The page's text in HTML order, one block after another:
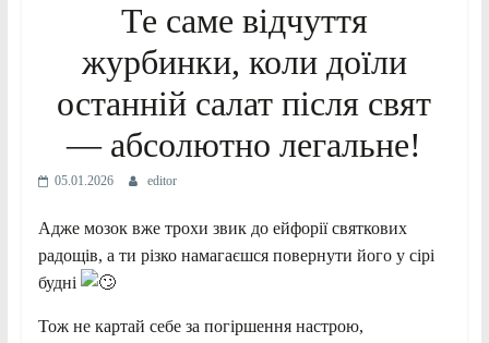
Те саме відчуття
журбинки, коли доїли
останній салат після свят
— абсолютно легальне!
05.01.2026 editor
Адже мозок вже трохи звик до ейфорії святкових
радощів, а ти різко намагаєшся повернути його у сірі
будні
Тож не картай себе за погіршення настрою,